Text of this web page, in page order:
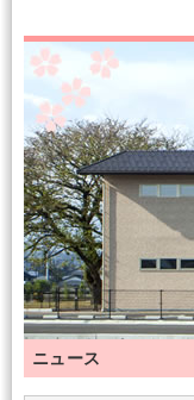
ニュース